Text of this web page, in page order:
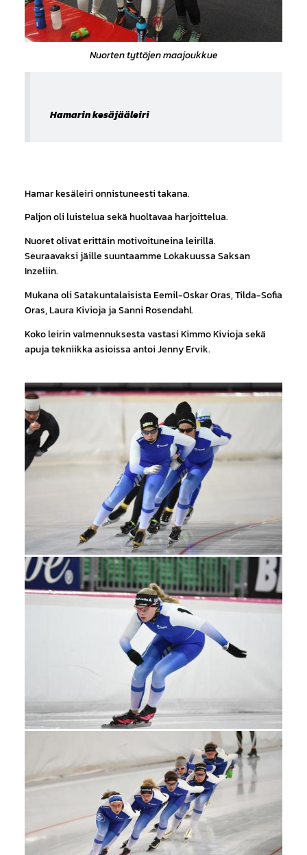
Nuorten tyttöjen maajoukkue
Hamarin kesäjääleiri
Hamar kesäleiri onnistuneesti takana.
Paljon oli luistelua sekä huoltavaa harjoittelua.
Nuoret olivat erittäin motivoituneina leirillä.
Seuraavaksi jäille suuntaamme Lokakuussa Saksan
Inzeliin.
Mukana oli Satakuntalaisista Eemil-Oskar Oras, Tilda-Sofia
Oras, Laura Kivioja ja Sanni Rosendahl.
Koko leirin valmennuksesta vastasi Kimmo Kivioja sekä
apuja tekniikka asioissa antoi Jenny Ervik.